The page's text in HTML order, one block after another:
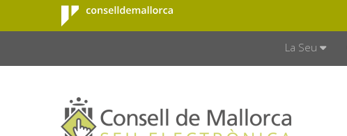
Salta al contingut principal
Consell de
Mallorca
La Seu